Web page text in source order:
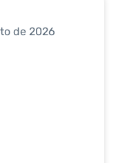
de 2026